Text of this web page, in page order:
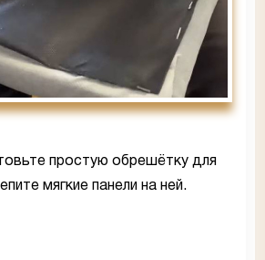
простую обрешётку для
мягкие панели на ней.